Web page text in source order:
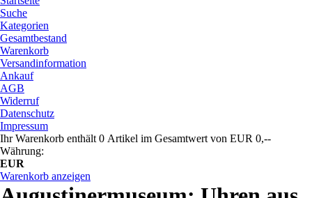
Suche
Kategorien
Gesamtbestand
Warenkorb
Versandinformation
Ankauf
AGB
Widerruf
Datenschutz
Impressum
Ihr Warenkorb enthält 0 Artikel im Gesamtwert von EUR 0,--
Währung:
EUR
Warenkorb anzeigen